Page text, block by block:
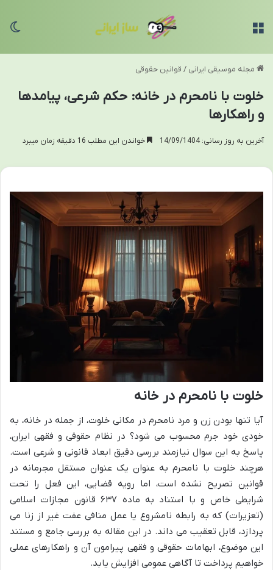
مجله موسیقی ایرانی / قوانین حقوقی
خلوت با نامحرم در خانه: حکم شرعی، پیامدها
و راهکارها
آخرین به روز رسانی: 14/09/1404 خواندن این مطلب 16 دقیقه زمان میبرد
خلوت با نامحرم در خانه
آیا تنها بودن زن و مرد نامحرم در مکانی خلوت، از جمله در خانه، به
خودی خود جرم محسوب می شود؟ در نظام حقوقی و فقهی ایران،
پاسخ به این سوال نیازمند بررسی دقیق ابعاد قانونی و شرعی است.
هرچند خلوت با نامحرم به عنوان یک عنوان مستقل مجرمانه در
قوانین تصریح نشده است، اما رویه قضایی، این فعل را تحت
شرایطی خاص و با استناد به ماده ۶۳۷ قانون مجازات اسلامی
(تعزیرات) که به رابطه نامشروع یا عمل منافی عفت غیر از زنا می
پردازد، قابل تعقیب می داند. در این مقاله به بررسی جامع و مستند
این موضوع، ابهامات حقوقی و فقهی پیرامون آن و راهکارهای عملی
خواهیم پرداخت تا آگاهی عمومی افزایش یابد.